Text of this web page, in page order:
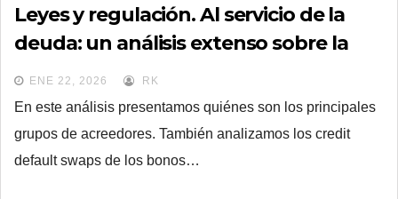
Leyes y regulación. Al servicio de la
deuda: un análisis extenso sobre la
renegociación de los bonos de
deuda externa
ENE 22, 2026 RK
En este análisis presentamos quiénes son los principales
grupos de acreedores. También analizamos los credit
default swaps de los bonos…